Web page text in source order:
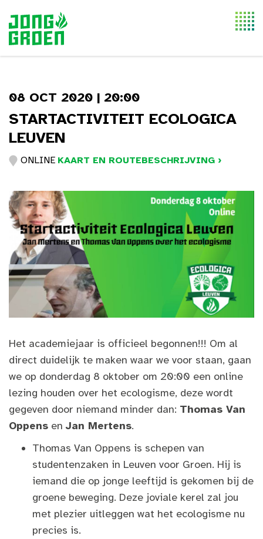
08 OCT 2020 | 20:00
STARTACTIVITEIT ECOLOGICA
LEUVEN
ONLINE KAART EN ROUTEBESCHRIJVING ›
Het academiejaar is officieel begonnen!!! Om al
direct duidelijk te maken waar we voor staan, gaan
we op donderdag 8 oktober om 20:00 een online
lezing houden over het ecologisme, deze wordt
gegeven door niemand minder dan: Thomas Van
Oppens en Jan Mertens.
Thomas Van Oppens is schepen van
studentenzaken in Leuven voor Groen. Hij is
iemand die op jonge leeftijd is gekomen bij de
groene beweging. Deze joviale kerel zal jou
met plezier uitleggen wat het ecologisme nu
precies is.